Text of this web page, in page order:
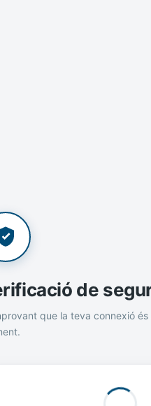
de
que la teva connexió és